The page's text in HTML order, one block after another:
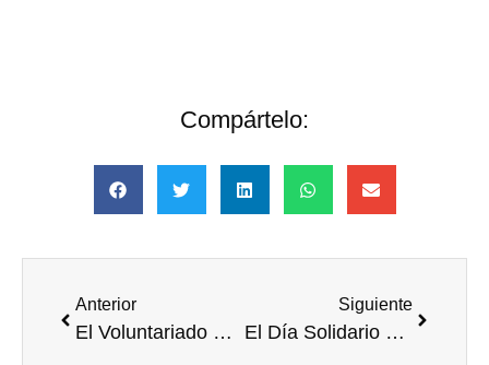
Compártelo:
Anterior
El Voluntariado Corporativo de Iberdrola, Innovation Award 2018 de IMPACT2030
Siguiente
El Día Solidario de las Empresas bate nuevo récord de participación